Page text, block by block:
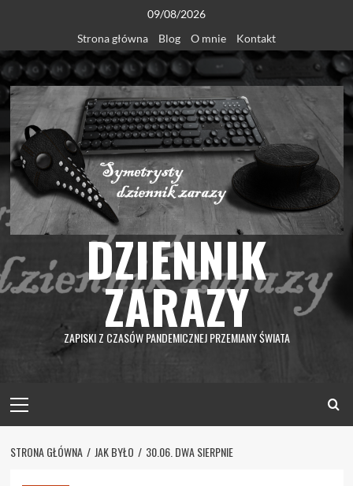
content
09/08/2026
Strona główna
Blog O mnie Kontakt
DZIENNIK
ZARAZY
ZAPISKI Z CZASÓW PANDEMICZNEJ PRZEMIANY ŚWIATA
Menu
STRONA GŁÓWNA JAK BYŁO 30.06. DWA SIERPNIE